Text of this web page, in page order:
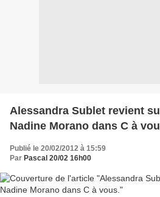
Alessandra Sublet revient
Nadine Morano dans C à
Publié le 20/02/2012 à 15:59
Par Pascal 20/02 16h00